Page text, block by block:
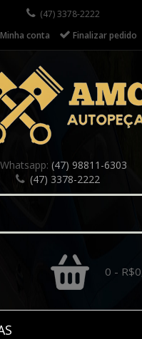
(47) 3378-2222
Minha conta
Finalizar pedido
Whatsapp: (47) 98811-6303
(47) 3378-2222
0 -